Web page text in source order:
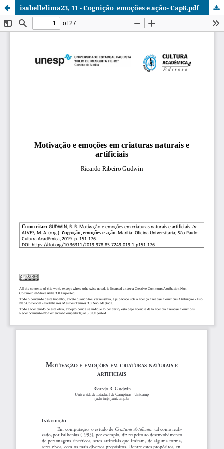
isabellelima23, 11 - Cognição_emoções e ação- Cap8.pdf